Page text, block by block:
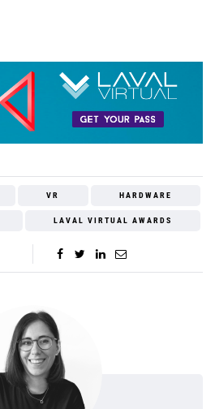
VR HARDWARE
LAVAL VIRTUAL AWARDS